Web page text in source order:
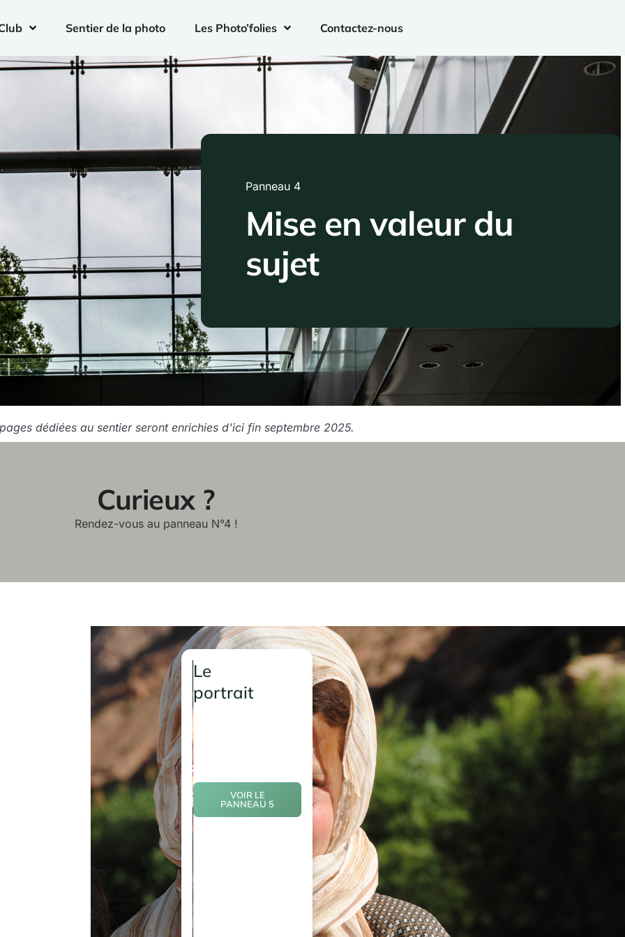
Sentier de la photo Les Photo’folies Contactez-nous
Panneau 4
Mise en valeur du
sujet
dédiées au sentier seront enrichies d'ici fin septembre 2025.
Curieux ?
Rendez-vous au panneau N°4 !
Le
portrait
VOIR LE
PANNEAU 5